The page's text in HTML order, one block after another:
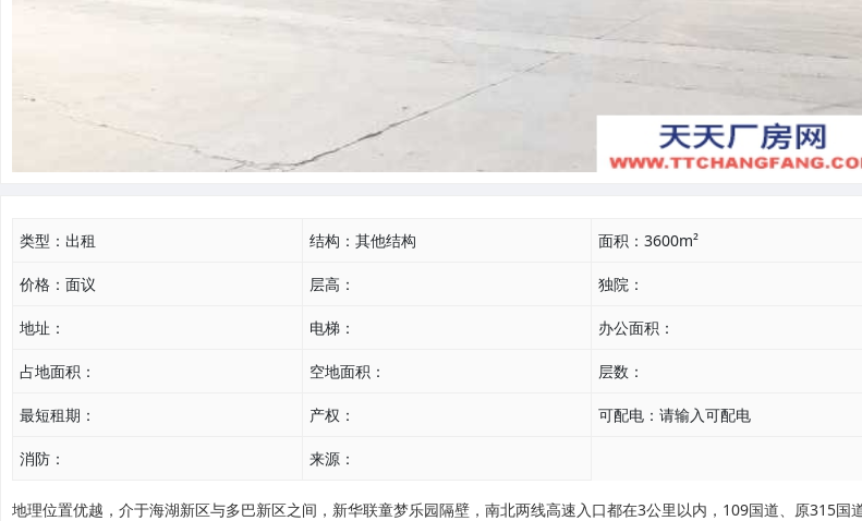
类型： 出租 结构： 其他结构 面积： 3600m²
价格： 面议 层高： 独院：
地址： 电梯： 办公面积：
占地面积： 空地面积： 层数：
最短租期： 产权： 可配电： 请输入可配电
消防： 来源：
地理位置优越，介于海湖新区与多巴新区之间，新华联童梦乐园隔壁，南北两线高速入口都在3公里以内，109国道、原315国